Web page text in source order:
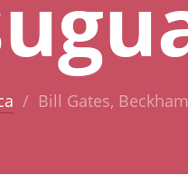
Bill Gates,